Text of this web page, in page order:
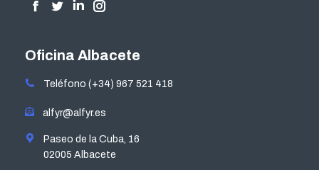
Oficina Albacete
Teléfono (+34) 967 521 418
alfyr@alfyr.es
Paseo de la Cuba, 16
02005 Albacete
Encuéntranos en:
Facebook
opens
new
Twitter
opens
new
Linkedin
opens
new
Instagram
opens
new